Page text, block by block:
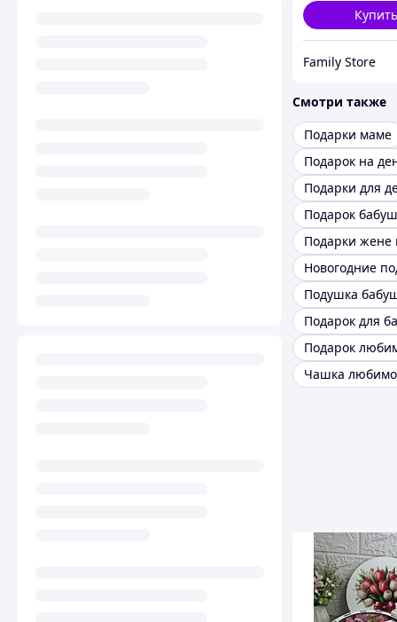
Купить
Family Store
Смотри также
Подарки маме
Подарки для
Подушка
Подарок для